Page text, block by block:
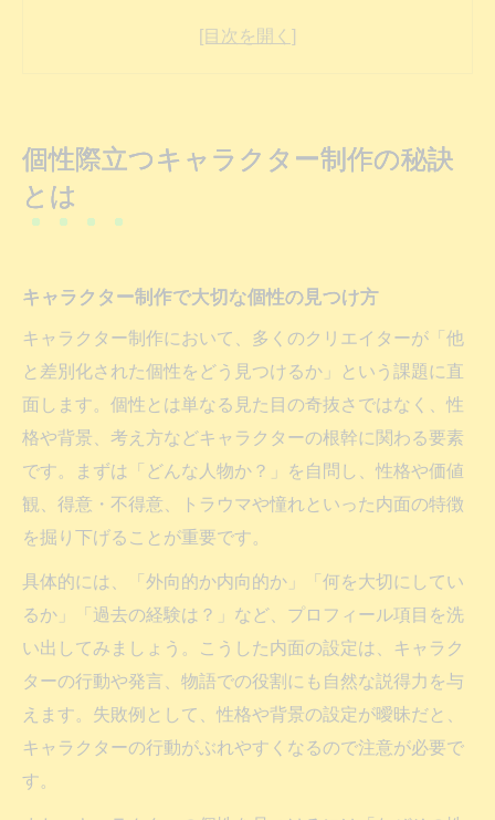
う
キャラクター設定で独自性を生み出す方法
個性を際立たせるキャラクター設定の工夫
印象に残るキャラ制作に欠かせない発想術
キャラクター制作で使える発想の広げ方
印象に残るキャラクター制作の思考法とは
オリジナルキャラのアイデア発想テクニッ
ク
キャラクター制作の着想を豊かにする方法
特徴的なキャラクター制作の発想ポイント
オリジナル性あふれる設定の組み立て方
個性際立つキャラクター制作の秘訣
とは
キャラクター制作で大切な個性の見つけ方
キャラクター制作において、多くのクリエイターが「他
と差別化された個性をどう見つけるか」という課題に直
面します。個性とは単なる見た目の奇抜さではなく、性
格や背景、考え方などキャラクターの根幹に関わる要素
です。まずは「どんな人物か？」を自問し、性格や価値
観、得意・不得意、トラウマや憧れといった内面の特徴
を掘り下げることが重要です。
具体的には、「外向的か内向的か」「何を大切にしてい
るか」「過去の経験は？」など、プロフィール項目を洗
い出してみましょう。こうした内面の設定は、キャラク
ターの行動や発言、物語での役割にも自然な説得力を与
えます。失敗例として、性格や背景の設定が曖昧だと、
キャラクターの行動がぶれやすくなるので注意が必要で
す。